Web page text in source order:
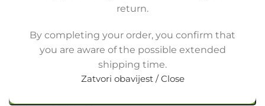
return.
By completing your order, you confirm that
you are aware of the possible extended
shipping time.
Zatvori obavijest / Close
Dodaj u košaricu